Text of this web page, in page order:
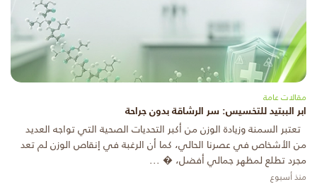
مقالات عامة
ابر الببتيد للتخسيس: سر الرشاقة بدون جراحة
تعتبر السمنة وزيادة الوزن من أكبر التحديات الصحية التي تواجه العديد
من الأشخاص في عصرنا الحالي، كما أن الرغبة في إنقاص الوزن لم تعد
مجرد تطلع لمظهر جمالي أفضل، � ...
منذ أسبوع